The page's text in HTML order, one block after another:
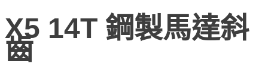
X5 14T 鋼製馬達斜
齒